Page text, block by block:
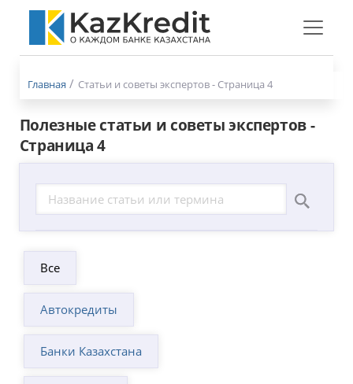
Меню
Главная Статьи и советы экспертов - Страница 4
Полезные статьи и советы экспертов -
Страница 4
Все
Автокредиты
Банки Казахстана